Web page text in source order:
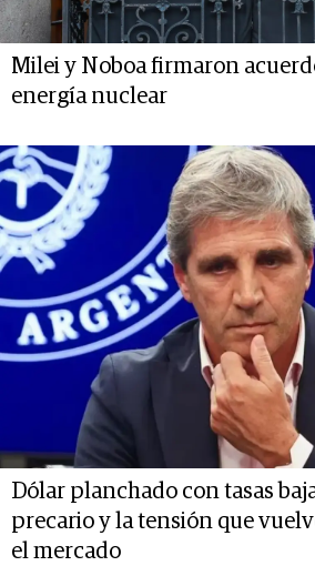
Milei y Noboa firmaron
energía nuclear
Dólar planchado con tasas
precario y la tensión que
el mercado